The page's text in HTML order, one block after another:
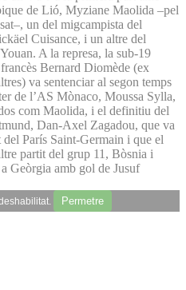
de Lió, Myziane Maolida –pel
un del migcampista del
Cuisance, i un altre del
A la represa, la sub-19
Bernard Diomède (ex
va sentenciar al segon temps
de l’AS Mònaco, Moussa Sylla,
com Maolida, i el definitiu del
Dan-Axel Zagadou, que va
París Saint-Germain i que el
partit del grup 11, Bòsnia i
Geòrgia amb gol de Jusuf
Permetre